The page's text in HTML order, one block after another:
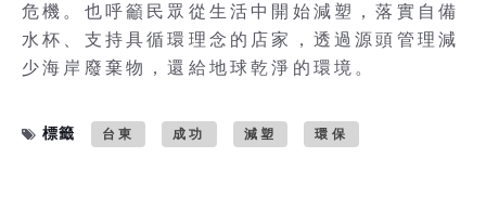
危機。也呼籲民眾從生活中開始減塑，落實自備
水杯、支持具循環理念的店家，透過源頭管理減
少海岸廢棄物，還給地球乾淨的環境。
標籤 台東 成功 減塑 環保